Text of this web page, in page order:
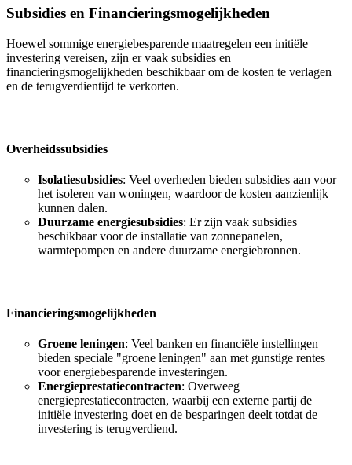
Subsidies en Financieringsmogelijkheden
Hoewel sommige energiebesparende maatregelen een initiële
investering vereisen, zijn er vaak subsidies en
financieringsmogelijkheden beschikbaar om de kosten te verlagen
en de terugverdientijd te verkorten.
Overheidssubsidies
Isolatiesubsidies: Veel overheden bieden subsidies aan voor
het isoleren van woningen, waardoor de kosten aanzienlijk
kunnen dalen.
Duurzame energiesubsidies: Er zijn vaak subsidies
beschikbaar voor de installatie van zonnepanelen,
warmtepompen en andere duurzame energiebronnen.
Financieringsmogelijkheden
Groene leningen: Veel banken en financiële instellingen
bieden speciale "groene leningen" aan met gunstige rentes
voor energiebesparende investeringen.
Energieprestatiecontracten: Overweeg
energieprestatiecontracten, waarbij een externe partij de
initiële investering doet en de besparingen deelt totdat de
investering is terugverdiend.